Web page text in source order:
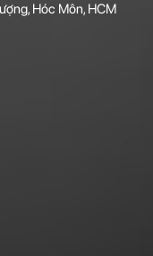
Hóc Môn, HCM